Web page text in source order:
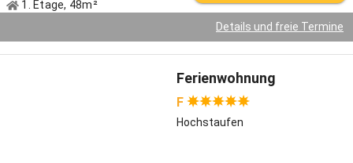
1. Etage, 48m²
Details und freie Termine
Ferienwohnung
F
Hochstaufen